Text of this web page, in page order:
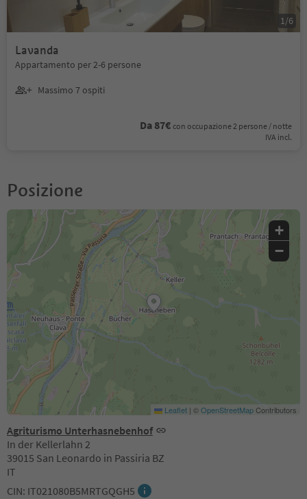
Lavanda
Appartamento per 2-6 persone
Massimo 7 ospiti
Da 87€ con occupazione 2 persone / notte
IVA incl.
1 /6
Posizione
Agriturismo Unterhasnebenhof
In der Kellerlahn 2
39015 San Leonardo in Passiria BZ
IT
CIN: IT021080B5MRTGQGH5
+
−
Leaflet | ©OpenStreetMapContributors